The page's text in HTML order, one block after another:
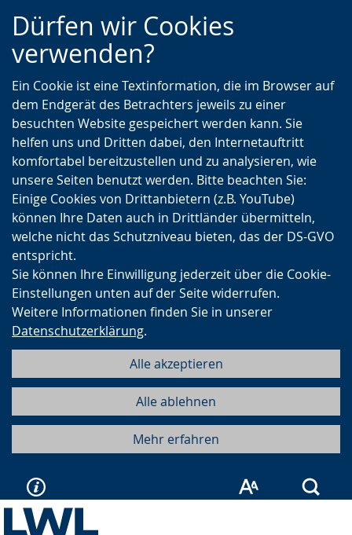
Zur
Hauptnavigation
Zur
Seitennavigation
Zum
Inhalt
Dürfen wir Cookies
verwenden?
Ein Cookie ist eine Textinformation, die im Browser auf
dem Endgerät des Betrachters jeweils zu einer
besuchten Website gespeichert werden kann. Sie
helfen uns und Dritten dabei, den Internetauftritt
komfortabel bereitzustellen und zu analysieren, wie
unsere Seiten benutzt werden. Bitte beachten Sie:
Einige Cookies von Drittanbietern (z.B. YouTube)
können Ihre Daten auch in Drittländer übermitteln,
welche nicht das Schutzniveau bieten, das der DS-GVO
entspricht.
Sie können Ihre Einwilligung jederzeit über die Cookie-
Einstellungen unten auf der Seite widerrufen.
Weitere Informationen finden Sie in unserer
Datenschutzerklärung.
Alle akzeptieren
Alle ablehnen
Mehr erfahren